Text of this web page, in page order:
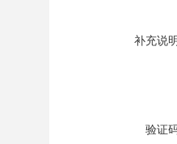
补充说
验证